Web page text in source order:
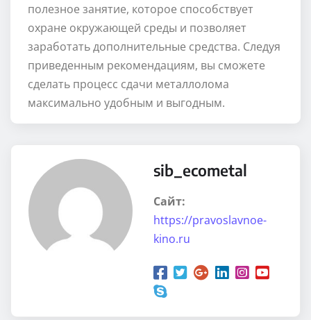
полезное занятие, которое способствует
охране окружающей среды и позволяет
заработать дополнительные средства. Следуя
приведенным рекомендациям, вы сможете
сделать процесс сдачи металлолома
максимально удобным и выгодным.
sib_ecometal
Сайт:
https://pravoslavnoe-
kino.ru